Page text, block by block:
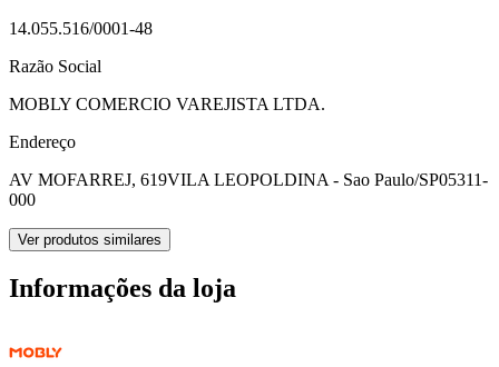
14.055.516/0001-48
Razão Social
MOBLY COMERCIO VAREJISTA LTDA.
Endereço
AV MOFARREJ, 619VILA LEOPOLDINA - Sao Paulo/SP05311-
000
Ver produtos similares
Informações da loja